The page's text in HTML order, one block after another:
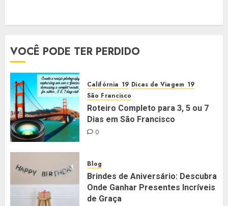
VOCÊ PODE TER PERDIDO
Califórnia
Dicas de Viagem
São Francisco
Roteiro Completo para 3, 5 ou 7
Dias em São Francisco
0
Blog
Brindes de Aniversário: Descubra
Onde Ganhar Presentes Incríveis
de Graça